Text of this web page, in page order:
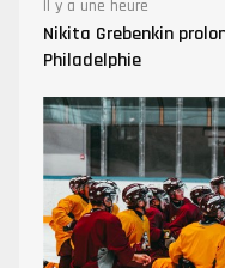
Il y a une heure
Nikita Grebenkin
Philadelphie